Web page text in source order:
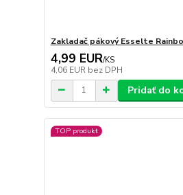
Zakladač pákový Esselte
4,99 EUR/KS
4,06 EUR bez DPH
Pridať do
TOP produkt